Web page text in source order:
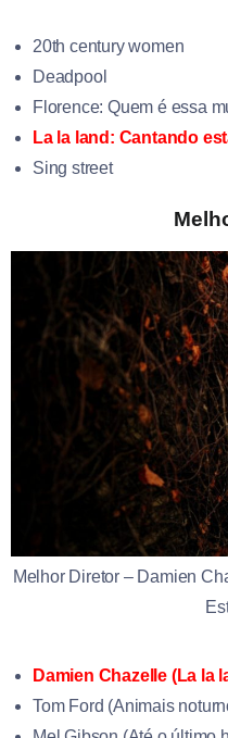
20th century women
Deadpool
Florence: Quem é essa
La la land: Cantando
Sing street
Melhor Diretor – Damien
Damien Chazelle (La la
Tom Ford (Animais